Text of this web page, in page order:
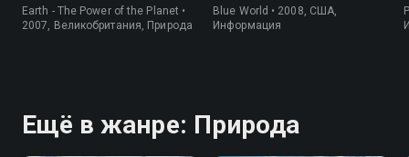
Earth - The Power of the Planet •
2007, Великобритания, Природа
Blue World • 2008, США,
Информация
Ещё в жанре: Природа